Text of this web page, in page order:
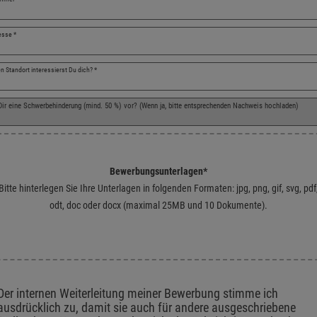
*
Standort interessierst Du dich?*
eine Schwerbehinderung (mind. 50 %) vor? (Wenn ja, bitte entsprechenden Nachweis hochladen)
Bewerbungsunterlagen*
Bitte hinterlegen Sie Ihre Unterlagen in folgenden Formaten: jpg, png, gif, svg, pdf,
odt, doc oder docx (maximal 25MB und 10 Dokumente).
und Einverständniserklärungen
internen Weiterleitung meiner Bewerbung stimme ich
zu, damit sie auch für andere ausgeschriebene